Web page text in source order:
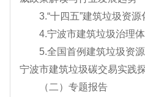
3.“十四五”建筑垃圾资
4.宁波市建筑垃圾治理
5.全国首例建筑垃圾资
宁波市建筑垃圾碳交易实践
（二）专题报告